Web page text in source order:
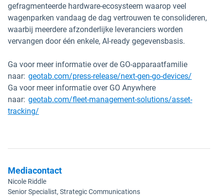
gefragmenteerde hardware-ecosysteem waarop veel
wagenparken vandaag de dag vertrouwen te consolideren,
waarbij meerdere afzonderlijke leveranciers worden
vervangen door één enkele, AI-ready gegevensbasis.
Ga voor meer informatie over de GO-apparaatfamilie
naar: geotab.com/press-release/next-gen-go-devices/
Ga voor meer informatie over GO Anywhere
naar: geotab.com/fleet-management-solutions/asset-
tracking/
Mediacontact
Nicole Riddle
Senior Specialist, Strategic Communications